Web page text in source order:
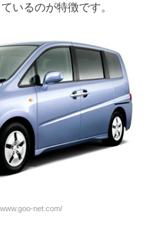
いるのが特徴です。
net.com/